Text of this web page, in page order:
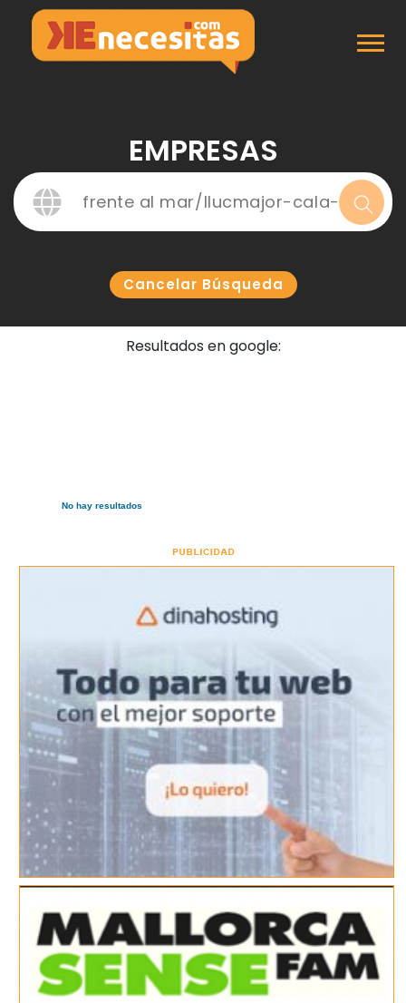
EMPRESAS
Cancelar Búsqueda
Resultados en google:
No hay resultados